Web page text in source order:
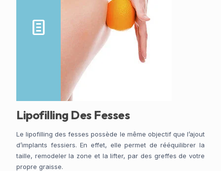
Lipofilling Des Fesses
Le lipofilling des fesses possède le même objectif que l’ajout
d’implants fessiers. En effet, elle permet de rééquilibrer la
taille, remodeler la zone et la lifter, par des greffes de votre
propre graisse.